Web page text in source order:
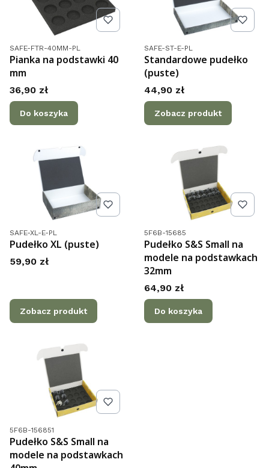
Kod produktu
SAFE-FTR-40MM-PL
Pianka na podstawki 40
mm
Cena
36,90 zł
Do koszyka
Kod produktu
SAFE-ST-E-PL
Standardowe pudełko
(puste)
Cena
44,90 zł
Zobacz produkt
Kod produktu
SAFE-XL-E-PL
Pudełko XL (puste)
Cena
59,90 zł
Zobacz produkt
Kod produktu
5F6B-15685
Pudełko S&S Small na
modele na podstawkach
32mm
Cena
64,90 zł
Do koszyka
Kod produktu
5F6B-156851
Pudełko S&S Small na
modele na podstawkach